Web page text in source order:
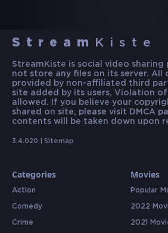
Stream Kiste
StreamKiste is social video
not store any files on its server. All
provided by non-affiliated third
site added by its users, Violation
allowed. If you believe your
shared on site, please visit DMCA
contents will be taken down upon
3.4.020 | Sitemap
Categories
Action
Comedy
Crime
Movies
Popular
2022
2021